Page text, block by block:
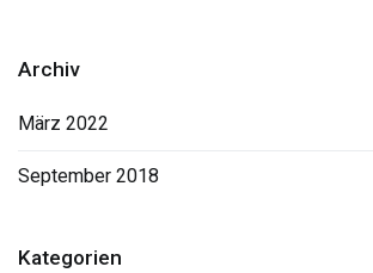
Archiv
März 2022
September 2018
Kategorien